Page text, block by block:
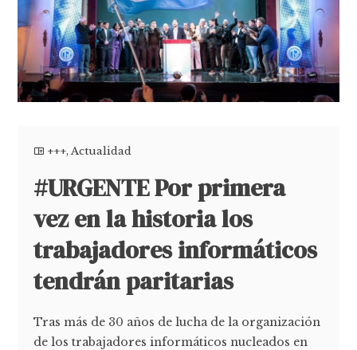
+++,Actualidad
#URGENTE Por primera
vez en la historia los
trabajadores informáticos
tendrán paritarias
Tras más de 30 años de lucha de la organización
de los trabajadores informáticos nucleados en